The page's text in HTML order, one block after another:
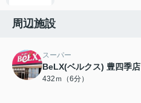
周辺施設
スーパー
BeLX(ベルクス) 豊四季店
432ｍ（6分）